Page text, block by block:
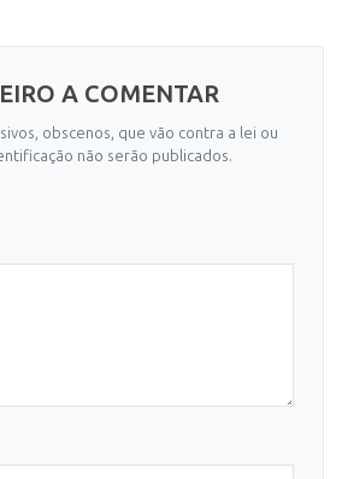
A COMENTAR
obscenos, que vão contra a lei ou
não serão publicados.